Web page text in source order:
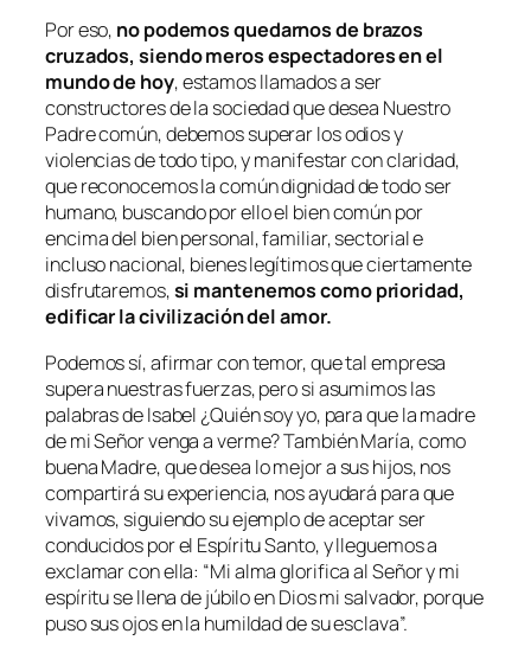
Por eso, no podemos quedarnos de brazos
cruzados, siendo meros espectadores en el
mundo de hoy, estamos llamados a ser
constructores de la sociedad que desea Nuestro
Padre común, debemos superar los odios y
violencias de todo tipo, y manifestar con claridad,
que reconocemos la común dignidad de todo ser
humano, buscando por ello el bien común por
encima del bien personal, familiar, sectorial e
incluso nacional, bienes legítimos que ciertamente
disfrutaremos,si mantenemos como prioridad,
edificar la civilización del amor.
Podemos sí, afirmar con temor, que tal empresa
supera nuestras fuerzas, pero si asumimos las
palabras de Isabel ¿Quién soy yo, para que la madre
de mi Señor venga a verme? También María, como
buena Madre, que desea lo mejor a sus hijos, nos
compartirá su experiencia, nos ayudará para que
vivamos, siguiendo su ejemplo de aceptar ser
conducidos por el Espíritu Santo, y lleguemos a
exclamar con ella: “Mi alma glorifica al Señor y mi
espíritu se llena de júbilo en Dios mi salvador, porque
puso sus ojos en la humildad de su esclava”.